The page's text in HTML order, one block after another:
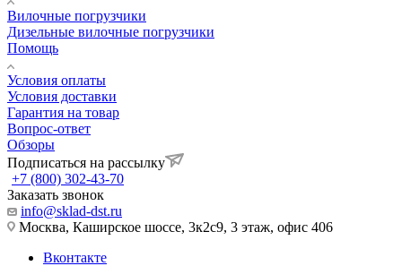
Вилочные погрузчики
Дизельные вилочные погрузчики
Помощь
Условия оплаты
Условия доставки
Гарантия на товар
Вопрос-ответ
Обзоры
Подписаться на рассылку
+7 (800) 302-43-70
Заказать звонок
info@sklad-dst.ru
Москва, Каширское шоссе, 3к2с9, 3 этаж, офис 406
Вконтакте